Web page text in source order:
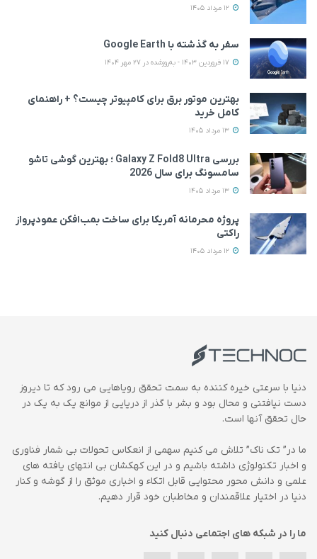
سفر به گذشته با Google Earth
بهترین موتور برق برای کامپیوتر چیست؟ + راهنمای
کامل خرید
بررسی Galaxy Z Fold8 Ultra ؛ بهترین گوشی تاشو
سامسونگ برای سال 2026
پروژه محرمانه آمریکا برای ساخت بمب‌افکن عمودپرواز
راکتی
دنیا با سرعتی خیره کننده به سمت تحقق رویاهایی می رود که تا دیروز
دست نیافتنی و محال بود و بشر با گذر از دریایی از موانع یک به یک در
حال تحقق آنها است.
ما در” تک ناک” تلاش می کنیم سهمی از انعکاس تحولات بی شمار فناوری
و اخبار تکنولوژی داشته باشیم و در این کهکشان بی انتهای یافته های
علمی و دانش محور محتوایی قابل اتکاء و اخباری موثق را از گوشه و کنار
دنیا در اختیار علاقمندان و مخاطبان خود قرار دهیم.
ما را در شبکه های اجتماعی دنبال کنید